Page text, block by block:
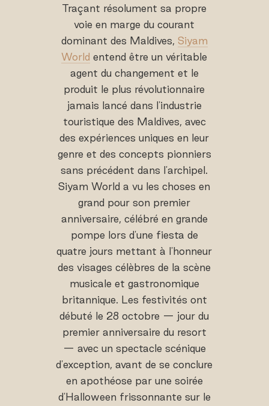
Traçant résolument sa propre
voie en marge du courant
dominant des Maldives, Siyam
World entend être un véritable
agent du changement et le
produit le plus révolutionnaire
jamais lancé dans l'industrie
touristique des Maldives, avec
des expériences uniques en leur
genre et des concepts pionniers
sans précédent dans l'archipel.
Siyam World a vu les choses en
grand pour son premier
anniversaire, célébré en grande
pompe lors d'une fiesta de
quatre jours mettant à l'honneur
des visages célèbres de la scène
musicale et gastronomique
britannique. Les festivités ont
débuté le 28 octobre — jour du
premier anniversaire du resort
— avec un spectacle scénique
d'exception, avant de se conclure
en apothéose par une soirée
d'Halloween frissonnante sur le